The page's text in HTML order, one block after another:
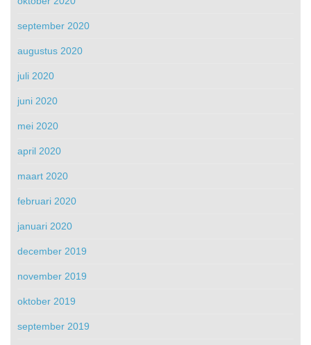
september 2020
augustus 2020
juli 2020
juni 2020
mei 2020
april 2020
maart 2020
februari 2020
januari 2020
december 2019
november 2019
oktober 2019
september 2019